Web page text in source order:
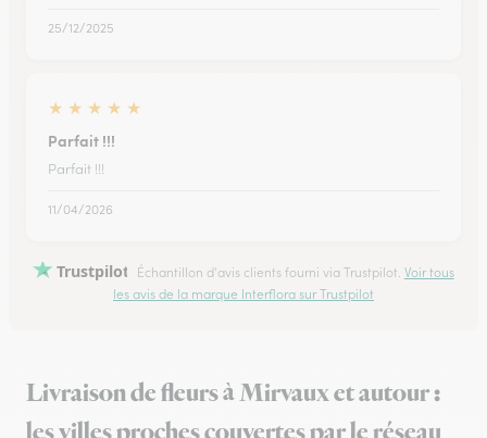
25/12/2025
★ ★ ★ ★ ★
Parfait !!!
Parfait !!!
11/04/2026
Trustpilot Échantillon d'avis clients fourni via Trustpilot. Voir tous
les avis de la marque Interflora sur Trustpilot
Livraison de fleurs à Mirvaux et autour :